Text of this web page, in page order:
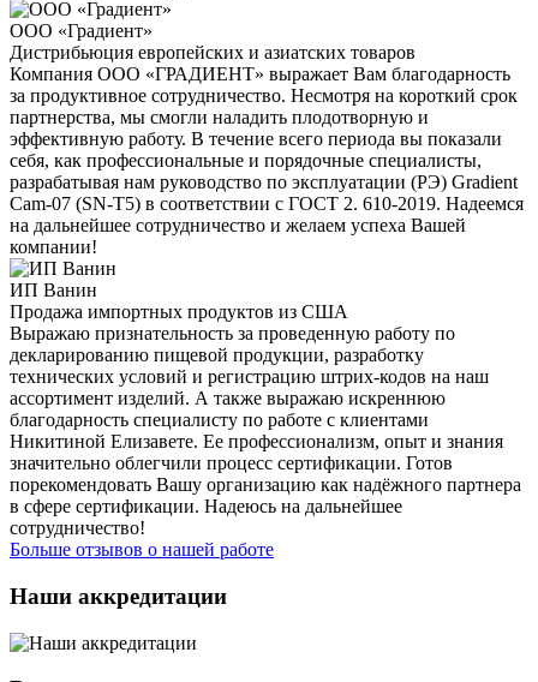
ООО «Градиент»
Дистрибьюция европейских и азиатских товаров
Компания ООО «ГРАДИЕНТ» выражает Вам благодарность
за продуктивное сотрудничество. Несмотря на короткий срок
партнерства, мы смогли наладить плодотворную и
эффективную работу. В течение всего периода вы показали
себя, как профессиональные и порядочные специалисты,
разрабатывая нам руководство по эксплуатации (РЭ) Gradient
Cam-07 (SN-T5) в соответствии с ГОСТ 2. 610-2019. Надеемся
на дальнейшее сотрудничество и желаем успеха Вашей
компании!
ИП Ванин
Продажа импортных продуктов из США
Выражаю признательность за проведенную работу по
декларированию пищевой продукции, разработку
технических условий и регистрацию штрих-кодов на наш
ассортимент изделий. А также выражаю искреннюю
благодарность специалисту по работе с клиентами
Никитиной Елизавете. Ее профессионализм, опыт и знания
значительно облегчили процесс сертификации. Готов
порекомендовать Вашу организацию как надёжного партнера
в сфере сертификации. Надеюсь на дальнейшее
сотрудничество!
Больше отзывов о нашей работе
Наши аккредитации